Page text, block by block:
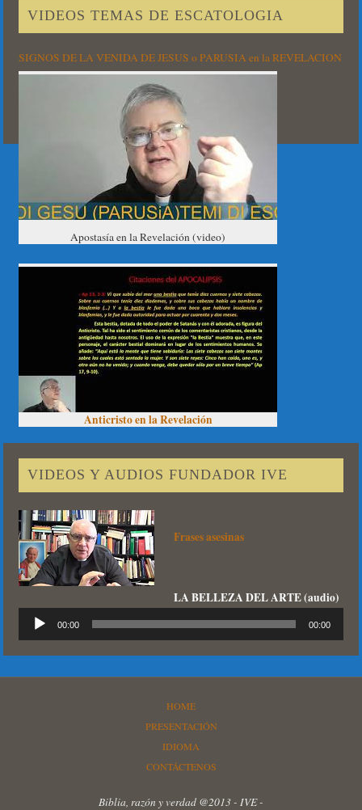
VIDEOS TEMAS DE ESCATOLOGIA
SIGNOS DE LA VENIDA DE JESUS o PARUSIA en la REVELACION
Apostasía en la Revelación (video)
Anticristo en la Revelación
VIDEOS Y AUDIOS FUNDADOR IVE
Frases asesinas
LA BELLEZA DEL ARTE (audio)
Reproductor
de
audio
00:00 00:00
HOME
PRESENTACIÓN
IDIOMA
CONTÁCTENOS
Biblia, razón y verdad @2013 - IVE -